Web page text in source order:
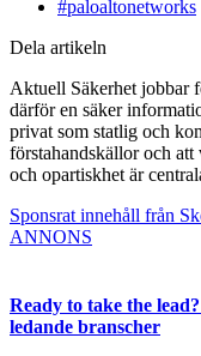
#paloaltonetworks
Dela artikeln
Aktuell Säkerhet jobbar
därför en säker
privat som statlig och
förstahandskällor och att
och opartiskhet är
Sponsrat innehåll från
ANNONS
Ready to take the
ledande branscher